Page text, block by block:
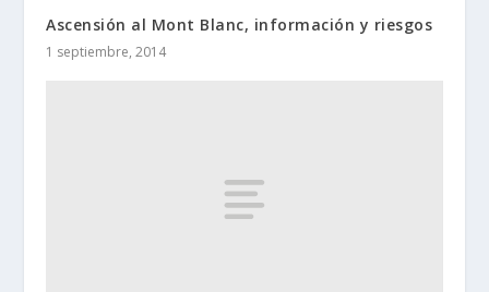
Ascensión al Mont Blanc, información y riesgos
1 septiembre, 2014